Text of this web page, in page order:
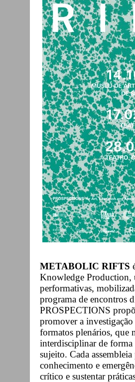
METABOLIC RIFTS
Knowledge Production,
performativas,
programa de encontros
PROSPECTIONS
promover a
formatos plenários, que
interdisciplinar de forma
sujeito. Cada
conhecimento e
crítico e sustentar